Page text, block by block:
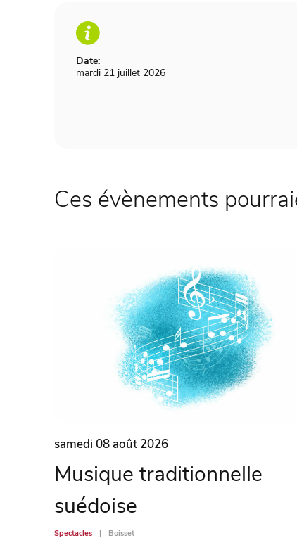
Date:
mardi 21 juillet 2026
Ces évènements
samedi 08 août 2026
Musique traditionnelle
suédoise
Spectacles Boisset